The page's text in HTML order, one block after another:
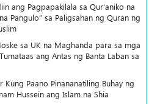
ang Pagpapakilala sa Qur’aniko na
Pangulo” sa Paligsahan ng Quran ng
sa UK na Maghanda para sa mga
ang Antas ng Banta Laban sa
Kung Paano Pinananatiling Buhay ng
Hussein ang Islam na Shia